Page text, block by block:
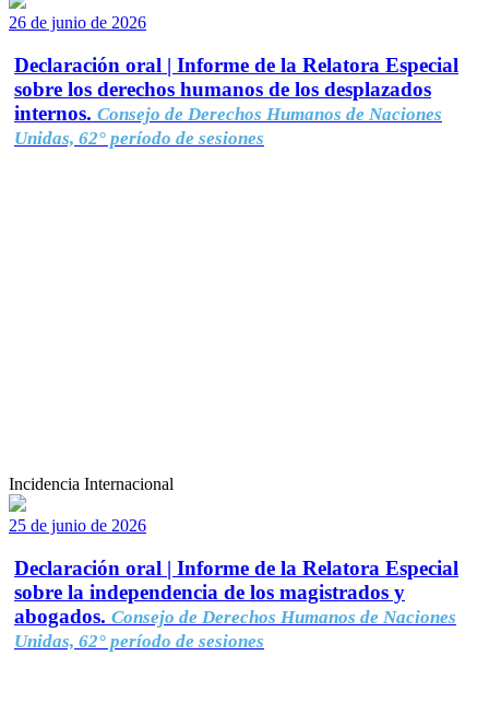
26 de junio de 2026
Declaración oral | Informe de la Relatora Especial
sobre los derechos humanos de los desplazados
internos. Consejo de Derechos Humanos de Naciones
Unidas, 62° período de sesiones
Incidencia Internacional
25 de junio de 2026
Declaración oral | Informe de la Relatora Especial
sobre la independencia de los magistrados y
abogados. Consejo de Derechos Humanos de Naciones
Unidas, 62° período de sesiones